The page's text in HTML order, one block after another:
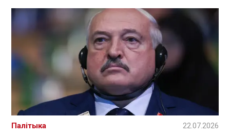
Палітыка 22.07.2026